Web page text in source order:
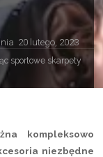
20 lutego, 2023
sportowe skarpety
kompleksowo
niezbędne